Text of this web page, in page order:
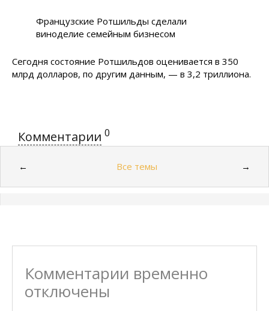
Французские Ротшильды сделали
виноделие семейным бизнесом
Сегодня состояние Ротшильдов оценивается в 350
млрд долларов, по другим данным, — в 3,2 триллиона.
Комментарии 0
← Все темы →
Комментарии временно
отключены